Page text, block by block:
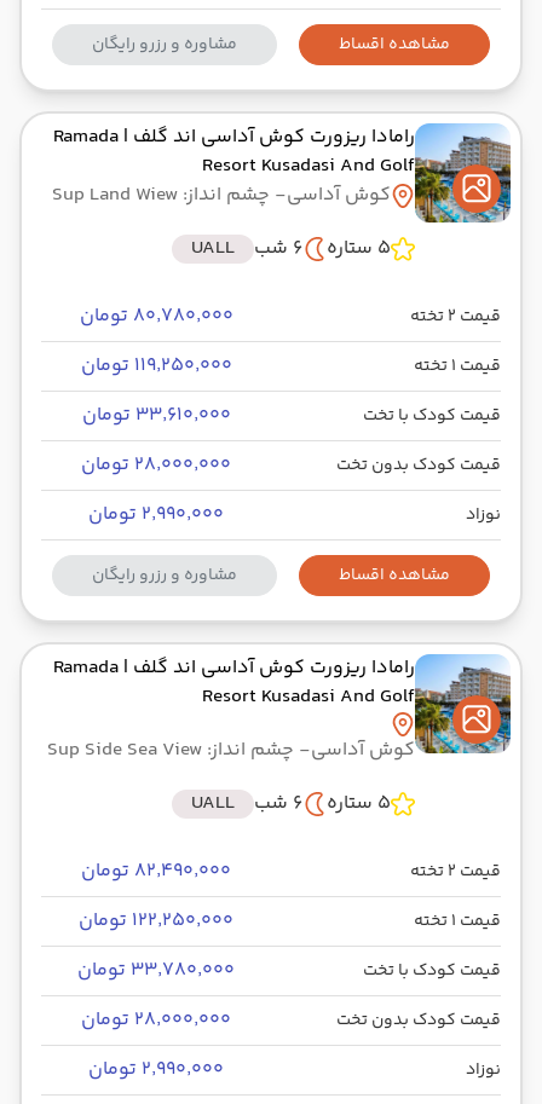
مشاهده اقساط مشاوره و رزرو رایگان
رامادا ریزورت کوش آداسی اند گلف | Ramada
Resort Kusadasi And Golf
کوش آداسی- چشم انداز: Sup Land Wiew
5 ستاره
6 شب UALL
قیمت 2 تخته ۸۰٬۷۸۰٬۰۰۰ تومان
قیمت 1 تخته ۱۱۹٬۲۵۰٬۰۰۰ تومان
قیمت کودک با تخت ۳۳٬۶۱۰٬۰۰۰ تومان
قیمت کودک بدون تخت ۲۸٬۰۰۰٬۰۰۰ تومان
نوزاد ۲٬۹۹۰٬۰۰۰ تومان
مشاهده اقساط مشاوره و رزرو رایگان
رامادا ریزورت کوش آداسی اند گلف | Ramada
Resort Kusadasi And Golf
کوش آداسی- چشم انداز: Sup Side Sea View
5 ستاره
6 شب UALL
قیمت 2 تخته ۸۲٬۴۹۰٬۰۰۰ تومان
قیمت 1 تخته ۱۲۲٬۲۵۰٬۰۰۰ تومان
قیمت کودک با تخت ۳۳٬۷۸۰٬۰۰۰ تومان
قیمت کودک بدون تخت ۲۸٬۰۰۰٬۰۰۰ تومان
نوزاد ۲٬۹۹۰٬۰۰۰ تومان